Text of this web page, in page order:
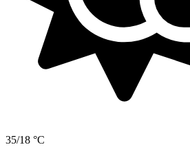
35/18 °C